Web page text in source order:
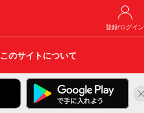
登録/ログイン
このサイトについて